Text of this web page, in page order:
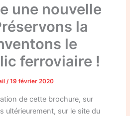
une nouvelle
la
le
ferroviaire !
/19 février 2020
de cette brochure, sur
ultérieurement, sur le site du